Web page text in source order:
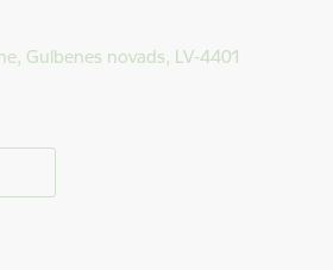
Gulbenes novads, LV-4401